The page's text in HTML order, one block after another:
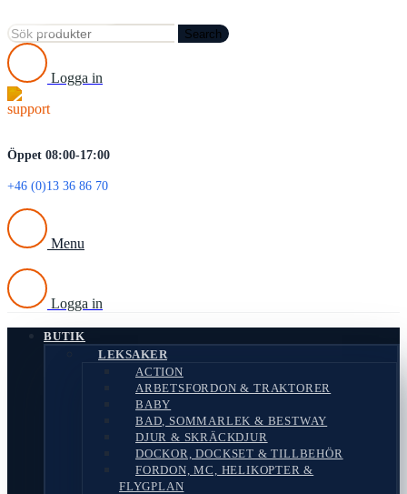
Search
Logga in
Öppet 08:00-17:00
+46 (0)13 36 86 70
Menu
Logga in
BUTIK
LEKSAKER
ACTION
ARBETSFORDON & TRAKTORER
BABY
BAD, SOMMARLEK & BESTWAY
DJUR & SKRÄCKDJUR
DOCKOR, DOCKSET & TILLBEHÖR
FORDON, MC, HELIKOPTER &
FLYGPLAN